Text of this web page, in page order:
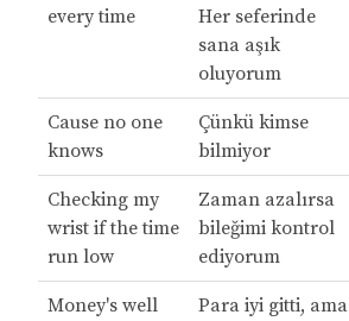
every timе
Her seferinde
sana aşık
oluyorum
Cause no one
knows
Çünkü kimse
bilmiyor
Checking my
wrist if the time
run low
Zaman azalırsa
bileğimi kontrol
ediyorum
Money's well
Para iyi gitti, ama